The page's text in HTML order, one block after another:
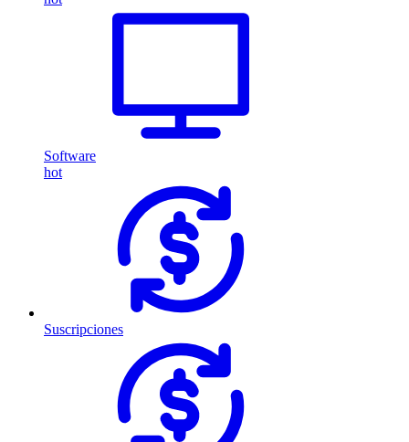
Software
hot
Suscripciones